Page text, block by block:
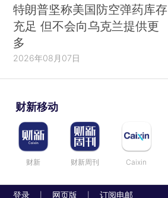
特朗普坚称美国防空弹药库存
充足 但不会向乌克兰提供更
多
2026年08月07日
财新移动
财新 财新周刊 Caixin
登录 网页版 订阅电邮